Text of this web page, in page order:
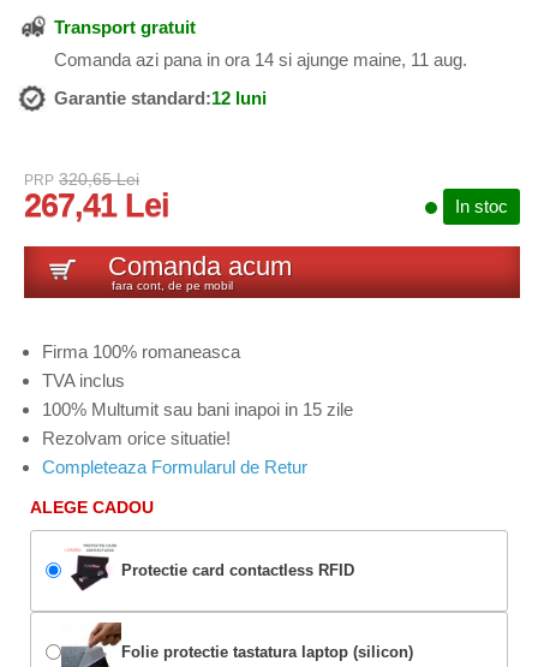
Transport gratuit
Comanda azi pana in ora 14 si ajunge maine, 11 aug.
Garantie standard:12 luni
PRP 320,65 Lei
267,41 Lei In stoc
Comanda acum
fara cont, de pe mobil
Firma 100% romaneasca
TVA inclus
100% Multumit sau bani inapoi in 15 zile
Rezolvam orice situatie!
Completeaza Formularul de Retur
ALEGE CADOU
Protectie card contactless RFID
Folie protectie tastatura laptop (silicon)